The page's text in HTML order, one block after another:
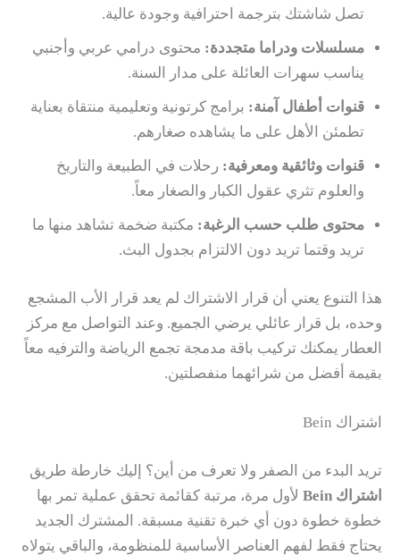
تصل شاشتك بترجمة احترافية وجودة عالية.
مسلسلات ودراما متجددة: محتوى درامي عربي وأجنبي
يناسب سهرات العائلة على مدار السنة.
قنوات أطفال آمنة: برامج كرتونية وتعليمية منتقاة بعناية
تطمئن الأهل على ما يشاهده صغارهم.
قنوات وثائقية ومعرفية: رحلات في الطبيعة والتاريخ
والعلوم تثري عقول الكبار والصغار معاً.
محتوى طلب حسب الرغبة: مكتبة ضخمة تشاهد منها ما
تريد وقتما تريد دون الالتزام بجدول البث.
هذا التنوع يعني أن قرار الاشتراك لم يعد قرار الأب المشجع
وحده، بل قرار عائلي يرضي الجميع. وعند التواصل مع مركز
العطار يمكنك تركيب باقة مدمجة تجمع الرياضة والترفيه معاً
بقيمة أفضل من شرائهما منفصلتين.
اشتراك Bein
تريد البدء من الصفر ولا تعرف من أين؟ إليك خارطة طريق
اشتراك Bein
لأول مرة، مرتبة كقائمة تحقق عملية تمر بها
خطوة خطوة دون أي خبرة تقنية مسبقة. المشترك الجديد
يحتاج فقط لفهم العناصر الأساسية للمنظومة، والباقي يتولاه